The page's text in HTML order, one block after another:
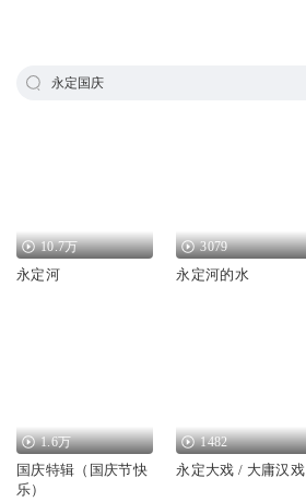
永定国庆
10.7万
永定河
3079
永定河的水
1.6万
国庆特辑（国庆节快
乐）
1482
永定大戏 / 大庸汉戏